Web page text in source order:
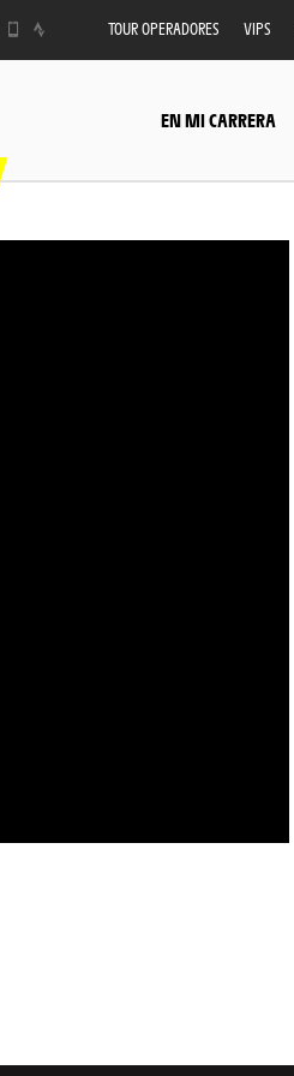
TOUR OPERADORES VIPS
EN MI CARRERA